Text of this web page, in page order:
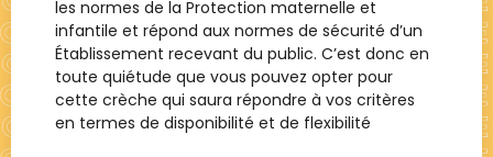
les normes de la Protection maternelle et
infantile et répond aux normes de sécurité d’un
Établissement recevant du public. C’est donc en
toute quiétude que vous pouvez opter pour
cette crèche qui saura répondre à vos critères
en termes de disponibilité et de flexibilité